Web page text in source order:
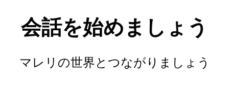
会話を始めましょう
マレリの世界とつながりましょう